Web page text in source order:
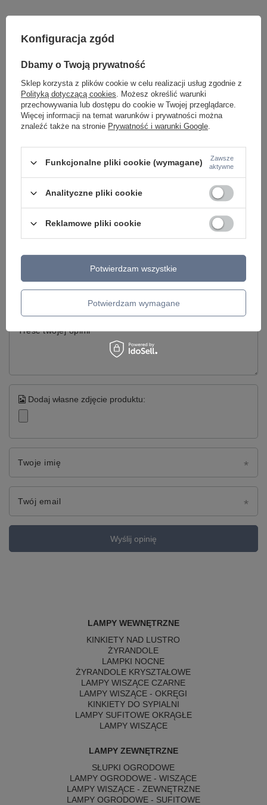
Potrzebujesz pomocy? Masz pytania lub
chcesz lepszą cenę?
Napisz do nas - doradzimy, odpowiemy
Model znajdziesz w kategoriach
Twoja ocena:
5/5
Treść twojej opinii
Dodaj własne zdjęcie produktu:
Twoje imię
Twój email
Wyślij opinię
LAMPY WEWNĘTRZNE
KINKIETY NAD LUSTRO
ŻYRANDOLE
LAMPKI NOCNE
ŻYRANDOLE KRYSZTAŁOWE
LAMPY WISZĄCE CZARNE
LAMPY WISZĄCE - OKRĘGI
KINKIETY DO SYPIALNI
LAMPY SUFITOWE OKRĄGŁE
LAMPY WISZĄCE
LAMPY ZEWNĘTRZNE
SŁUPKI OGRODOWE
LAMPY OGRODOWE - WISZĄCE
LAMPY WISZĄCE - ZEWNĘTRZNE
LAMPY OGRODOWE - SUFITOWE
Konfiguracja zgód
Dbamy o Twoją prywatność
Sklep korzysta z plików cookie w celu realizacji usług zgodnie z
Polityką dotyczącą cookies. Możesz określić warunki
przechowywania lub dostępu do cookie w Twojej przeglądarce.
Więcej informacji na temat warunków i prywatności można
znaleźć także na stronie Prywatność i warunki Google.
Funkcjonalne pliki cookie (wymagane)
Zawsze
aktywne
Analityczne pliki cookie
Reklamowe pliki cookie
Potwierdzam wymagane
Potwierdzam wszystkie